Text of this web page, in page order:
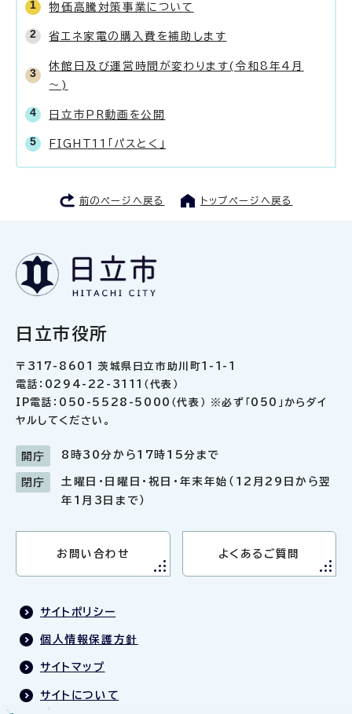
物価高騰対策事業について
省エネ家電の購入費を補助します
休館日及び運営時間が変わります(令和8年4月
～)
日立市PR動画を公開
FIGHT11「パスとく」
前のページへ戻る トップページへ戻る
日立市役所
〒317-8601 茨城県日立市助川町1-1-1
電話：0294-22-3111（代表）
IP電話：050-5528-5000（代表） ※必ず「050」からダイ
ヤルしてください。
開庁 8時30分から17時15分まで
閉庁
土曜日・日曜日・祝日・年末年始（12月29日から翌
年1月3日まで）
お問い合わせ よくあるご質問
サイトポリシー
個人情報保護方針
サイトマップ
サイトについて